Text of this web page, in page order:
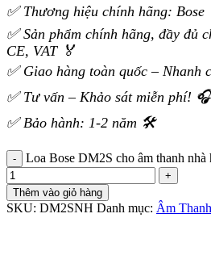
✅ Thương hiệu chính hãng:
✅ Sản phẩm chính hãng, đầy đủ
CE, VAT 🏅
✅ Giao hàng toàn quốc –
✅ Tư vấn – Khảo sát miễn phí!
✅ Bảo hành: 1-2 năm 🛠️
Loa Bose DM2S cho âm thanh nhà
Thêm vào giỏ hàng
SKU: DM2SNH Danh mục: Âm